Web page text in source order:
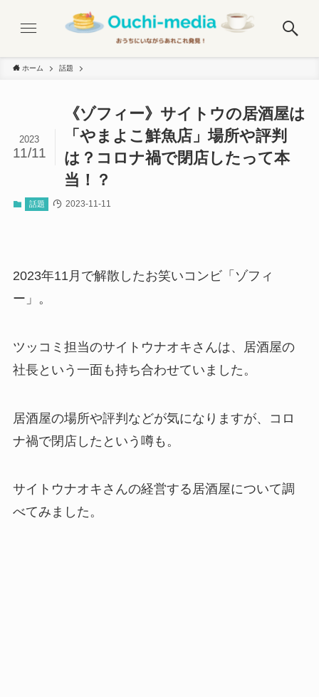
ホーム 話題
《ゾフィー》サイトウの居酒屋は
「やまよこ鮮魚店」場所や評判
は？コロナ禍で閉店したって本
当！？
2023
11/11
話題 2023-11-11
2023年11月で解散したお笑いコンビ「ゾフィ
ー」。
ツッコミ担当のサイトウナオキさんは、居酒屋の
社長という一面も持ち合わせていました。
居酒屋の場所や評判などが気になりますが、コロ
ナ禍で閉店したという噂も。
サイトウナオキさんの経営する居酒屋について調
べてみました。